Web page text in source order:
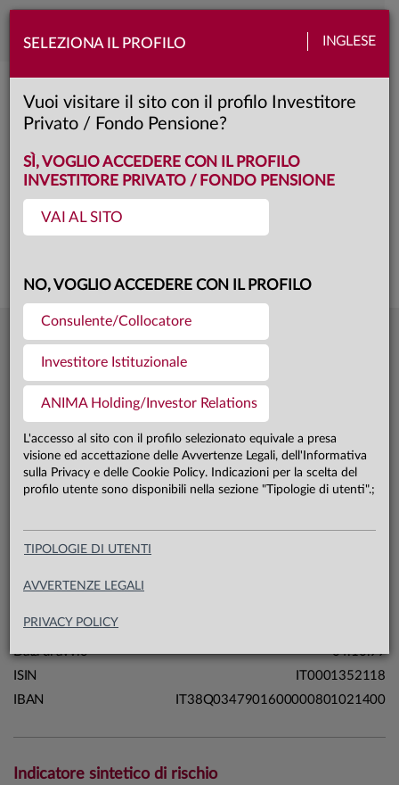
SELEZIONA IL PROFILO INGLESE
Vuoi visitare il sito con il profilo Investitore
Privato / Fondo Pensione?
SÌ, VOGLIO ACCEDERE CON IL PROFILO
INVESTITORE PRIVATO / FONDO PENSIONE
VAI AL SITO
NO, VOGLIO ACCEDERE CON IL PROFILO
Consulente/Collocatore
Investitore Istituzionale
ANIMA Holding/Investor Relations
L'accesso al sito con il profilo selezionato equivale a presa
visione ed accettazione delle Avvertenze Legali, dell'Informativa
sulla Privacy e delle Cookie Policy. Indicazioni per la scelta del
profilo utente sono disponibili nella sezione "Tipologie di utenti".;
TIPOLOGIE DI UTENTI
AVVERTENZE LEGALI
PRIVACY POLICY
Toggle
Anima Forza Moderato
Classe: A
Questa è una comunicazione di marketing. Si prega di consultare il prospetto e
Ultima quota
04.08.26
Patrimonio fondo 31.07.26
Patrimonio classe A 31.07.26
Carta di identità
Linea
Profili
Sistema
Macrocategoria
Domicilio
Data di avvio
04.10.99
ISIN
IT0001352118
IBAN
IT38Q0347901600000801021400
Indicatore sintetico di rischio